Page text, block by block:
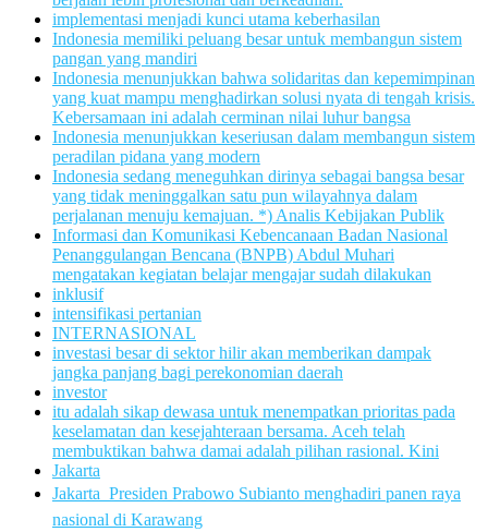
implementasi menjadi kunci utama keberhasilan
Indonesia memiliki peluang besar untuk membangun sistem
pangan yang mandiri
Indonesia menunjukkan bahwa solidaritas dan kepemimpinan
yang kuat mampu menghadirkan solusi nyata di tengah krisis.
Kebersamaan ini adalah cerminan nilai luhur bangsa
Indonesia menunjukkan keseriusan dalam membangun sistem
peradilan pidana yang modern
Indonesia sedang meneguhkan dirinya sebagai bangsa besar
yang tidak meninggalkan satu pun wilayahnya dalam
perjalanan menuju kemajuan. *) Analis Kebijakan Publik
Informasi dan Komunikasi Kebencanaan Badan Nasional
Penanggulangan Bencana (BNPB) Abdul Muhari
mengatakan kegiatan belajar mengajar sudah dilakukan
inklusif
intensifikasi pertanian
INTERNASIONAL
investasi besar di sektor hilir akan memberikan dampak
jangka panjang bagi perekonomian daerah
investor
itu adalah sikap dewasa untuk menempatkan prioritas pada
keselamatan dan kesejahteraan bersama. Aceh telah
membuktikan bahwa damai adalah pilihan rasional. Kini
Jakarta
Jakarta  Presiden Prabowo Subianto menghadiri panen raya
nasional di Karawang